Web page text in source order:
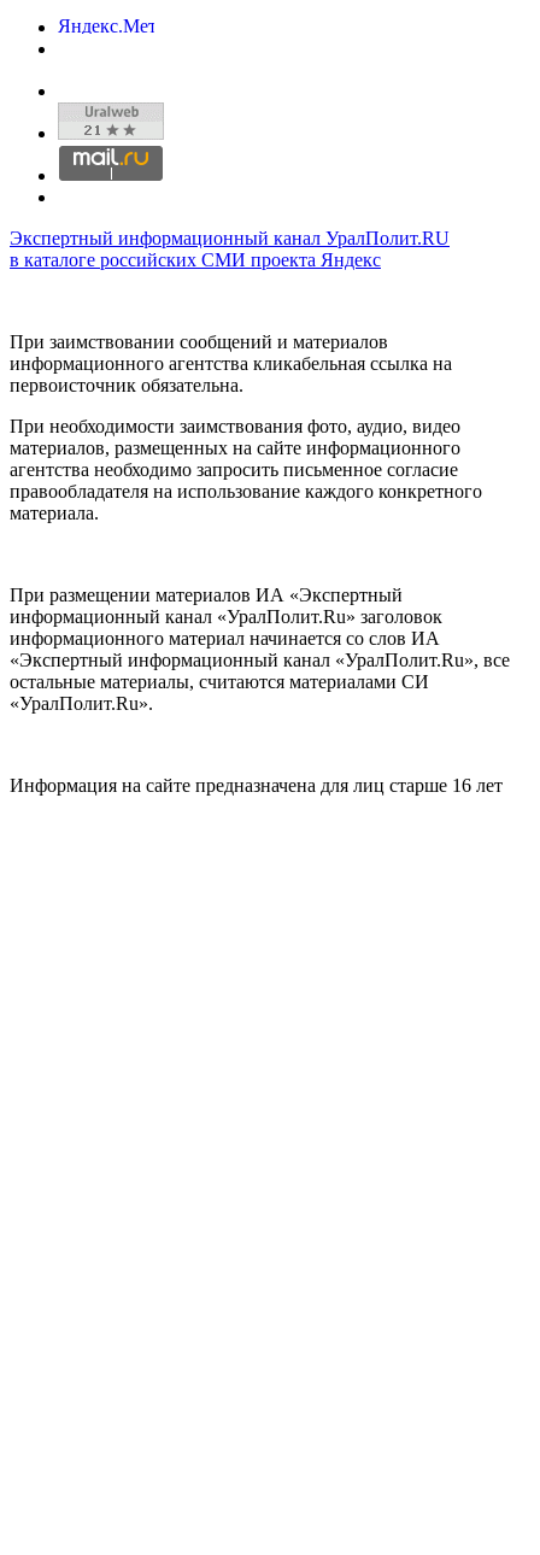
Экспертный информационный канал УралПолит.RU
в каталоге российских СМИ проекта Яндекс
При заимствовании сообщений и материалов
информационного агентства кликабельная ссылка на
первоисточник обязательна.
При необходимости заимствования фото, аудио, видео
материалов, размещенных на сайте информационного
агентства необходимо запросить письменное согласие
правообладателя на использование каждого конкретного
материала.
При размещении материалов ИА «Экспертный
информационный канал «УралПолит.Ru» заголовок
информационного материал начинается со слов ИА
«Экспертный информационный канал «УралПолит.Ru», все
остальные материалы, считаются материалами СИ
«УралПолит.Ru».
Информация на сайте предназначена для лиц старше 16 лет